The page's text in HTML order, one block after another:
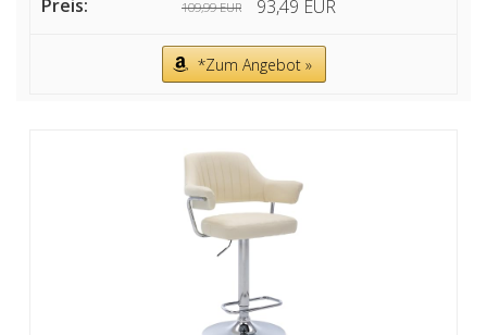
109,99 EUR 93,49 EUR
*Zum Angebot »